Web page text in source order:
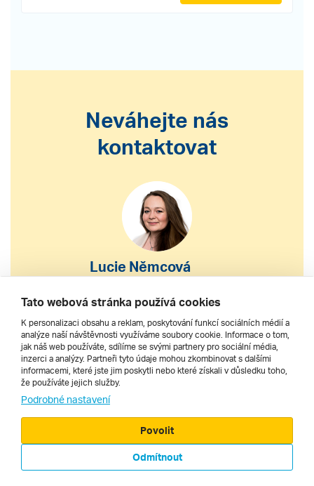
Neváhejte nás
kontaktovat
Lucie Němcová
S výběrem nebo nákupem
zájezdu vám pomohu
222 200 610
Tato webová stránka používá cookies
K personalizaci obsahu a reklam, poskytování funkcí sociálních médií a
analýze naší návštěvnosti využíváme soubory cookie. Informace o tom,
jak náš web používáte, sdílíme se svými partnery pro sociální média,
inzerci a analýzy. Partneři tyto údaje mohou zkombinovat s dalšími
informacemi, které jste jim poskytli nebo které získali v důsledku toho,
že používáte jejich služby.
Podrobné nastavení
Odmítnout
Povolit